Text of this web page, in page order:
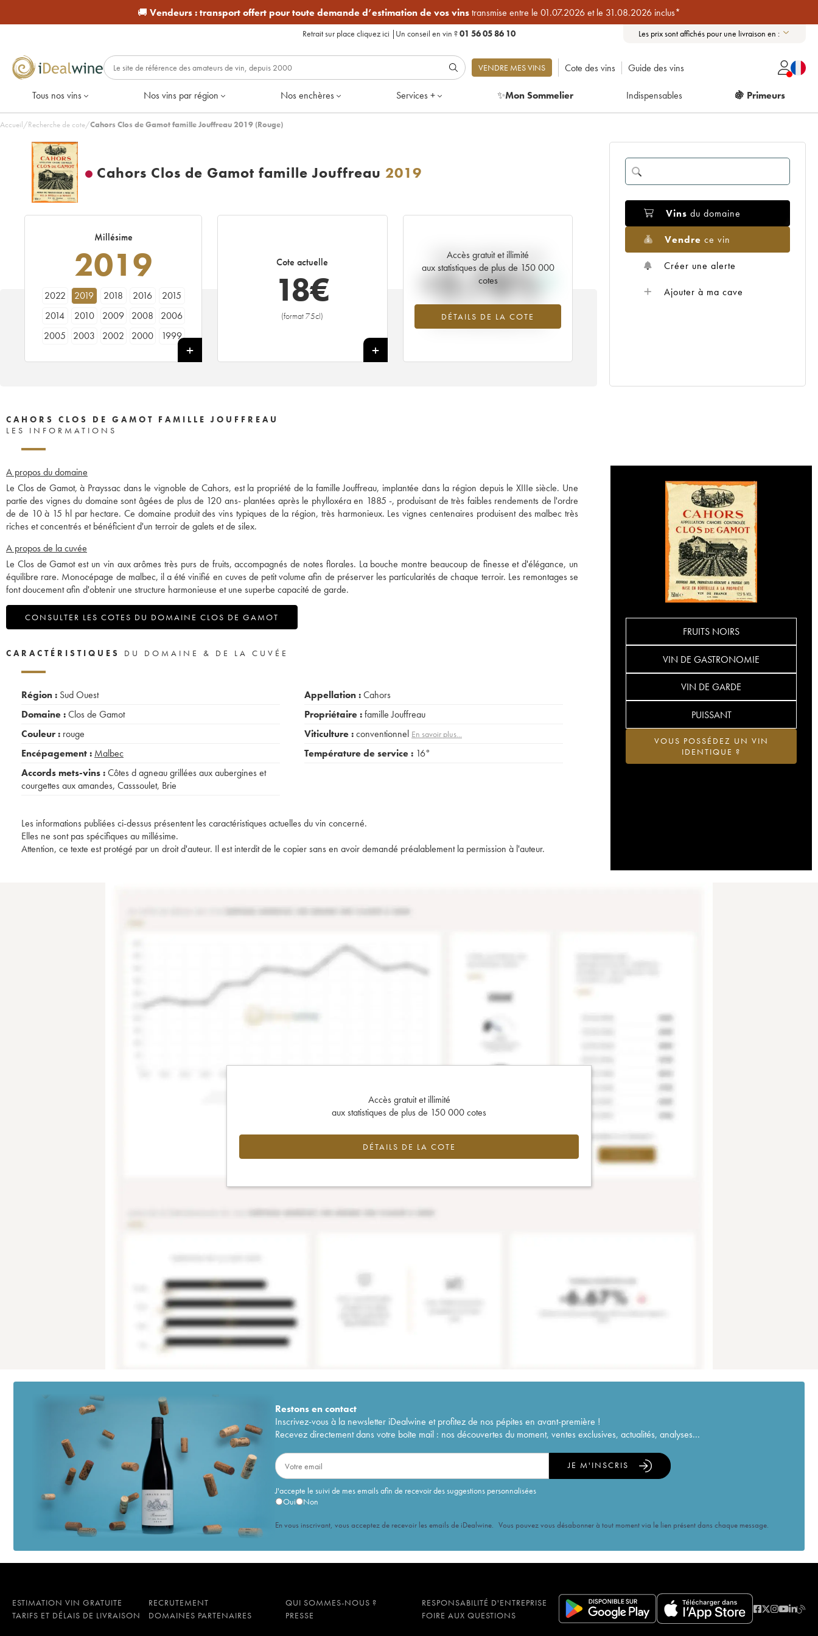
🚚 Vendeurs :transport offert pour toute demande d’estimation de vos vinstransmise entre le 01.07.2026 et le 31.08.2026 inclus*
Retrait sur place cliquez ici | Un conseil en vin ?01 56 05 86 10 Les prix sont affichés pour une livraison en :
VENDRE MES VINS Cote des vins Guide des vins
Tous nos vins Nos vins par région Nos enchères Services + ✨Mon Sommelier Indispensables 🍇 Primeurs
Accueil/Recherche de cote/Cahors Clos de Gamot famille Jouffreau 2019 (Rouge)
Cahors Clos de Gamot famille Jouffreau 2019
Millésime
2019
2022 2019 2018 2016
2015
2014
2010 2009 2008
2006
2005
2003 2002 2000
1999
1967
1947 1937
Cote actuelle
18€
(format 75cl)
+
Accès gratuit et illimité
aux statistiques de plus de 150 000
cotes
DÉTAILS DE LA COTE
Tendance actuelle de la cote
+3.78%
Tendance à la hausse du millésime
2019 en 2026 par rapport à 2025
Vins du domaine
Vendre ce vin
Créer une alerte
Ajouter à ma cave
CAHORS CLOS DE GAMOT FAMILLE JOUFFREAU
LES INFORMATIONS
A propos du domaine
Le Clos de Gamot, à Prayssac dans le vignoble de Cahors, est la propriété de la famille Jouffreau, implantée dans la région depuis le XIIIe siècle. Une
partie des vignes du domaine sont âgées de plus de 120 ans- plantées après le phylloxéra en 1885 -, produisant de très faibles rendements de l'ordre
de de 10 à 15 hl par hectare. Ce domaine produit des vins typiques de la région, très harmonieux. Les vignes centenaires produisent des malbec très
riches et concentrés et bénéficient d'un terroir de galets et de silex.
A propos de la cuvée
Le Clos de Gamot est un vin aux arômes très purs de fruits, accompagnés de notes florales. La bouche montre beaucoup de finesse et d'élégance, un
équilibre rare. Monocépage de malbec, il a été vinifié en cuves de petit volume afin de préserver les particularités de chaque terroir. Les remontages se
font doucement afin d'obtenir une structure harmonieuse et une superbe capacité de garde.
CONSULTER LES COTES DU DOMAINE CLOS DE GAMOT
FRUITS NOIRS
VIN DE GASTRONOMIE
VIN DE GARDE
PUISSANT
VOUS POSSÉDEZ UN VIN
IDENTIQUE ?
CARACTÉRISTIQUES DU DOMAINE & DE LA CUVÉE
Région : Sud Ouest
Domaine :Clos de Gamot
Couleur : rouge
Encépagement : Malbec
Accords mets-vins :Côtes d agneau grillées aux aubergines et
courgettes aux amandes, Casssoulet, Brie
Appellation :Cahors
Propriétaire :famille Jouffreau
Viticulture :conventionnel En savoir plus...
Température de service : 16°
Les informations publiées ci-dessus présentent les caractéristiques actuelles du vin concerné.
Elles ne sont pas spécifiques au millésime.
Attention, ce texte est protégé par un droit d'auteur. Il est interdit de le copier sans en avoir demandé préalablement la permission à l'auteur.
Accès gratuit et illimité
aux statistiques de plus de 150 000 cotes
DÉTAILS DE LA COTE
Restons encontact
Inscrivez-vous à la newsletter iDealwine et profitez de nos pépites en avant-première !
Recevez directement dans votre boîte mail : nos découvertes du moment, ventes exclusives, actualités, analyses...
J'accepte le suivi de mes emails afin de recevoir des suggestions personnalisées
Oui
Non
JE M'INSCRIS
En vous inscrivant, vous acceptez de recevoir les emails de iDealwine. Vous pouvez vous désabonner à tout moment via le lien présent dans chaque message.
ESTIMATION VIN GRATUITE RECRUTEMENT QUI SOMMES-NOUS ?
RESPONSABILITÉ D'ENTREPRISE
TARIFS ET DÉLAIS DE LIVRAISON
DOMAINES PARTENAIRES PRESSE FOIRE AUX QUESTIONS